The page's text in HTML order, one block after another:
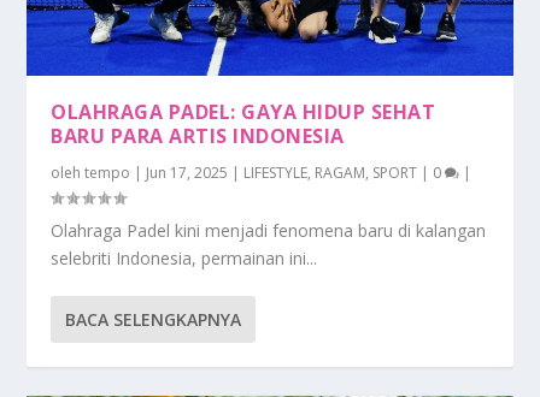
OLAHRAGA PADEL: GAYA HIDUP SEHAT
BARU PARA ARTIS INDONESIA
olehtempo | Jun 17, 2025 | LIFESTYLE, RAGAM, SPORT | 0 |
Olahraga Padel kini menjadi fenomena baru di kalangan
selebriti Indonesia, permainan ini...
BACA SELENGKAPNYA